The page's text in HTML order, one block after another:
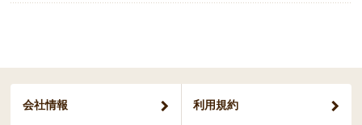
会社情報 利用規約